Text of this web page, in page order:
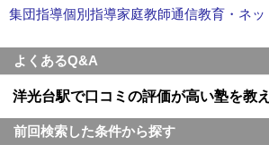
集団指導個別指導家庭教師通信教育・ネッ
よくあるQ&A
洋光台駅で口コミの評価が高い塾を教
前回検索した条件から探す